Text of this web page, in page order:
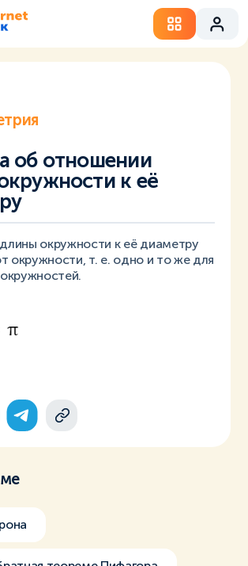
об отношении
к её
окружности к её диаметру
окружности, т. е. одно и то же для